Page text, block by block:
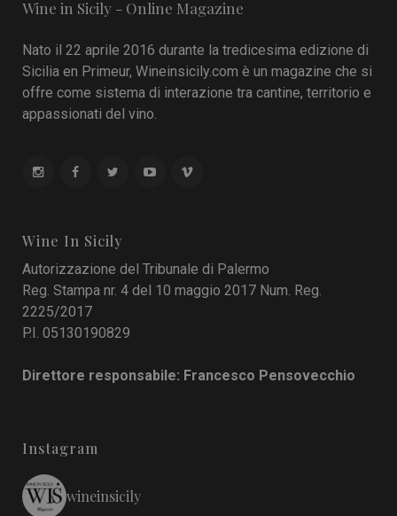
Wine in Sicily - Online Magazine
Nato il 22 aprile 2016 durante la tredicesima edizione di
Sicilia en Primeur, Wineinsicily.com è un magazine che si
offre come sistema di interazione tra cantine, territorio e
appassionati del vino.
Wine In Sicily
Autorizzazione del Tribunale di Palermo
Reg. Stampa nr. 4 del 10 maggio 2017 Num. Reg.
2225/2017
P.I. 05130190829
Direttore responsabile: Francesco Pensovecchio
Instagram
wineinsicily